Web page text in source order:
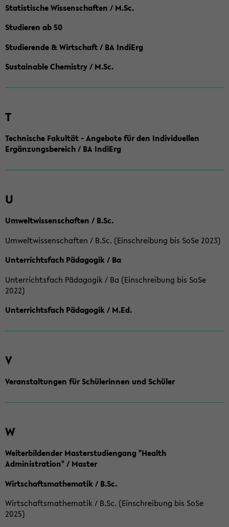
Statistische Wissenschaften / M.Sc.
Studieren ab 50
Studierende & Wirtschaft / BA IndiErg
Sustainable Chemistry / M.Sc.
T
Technische Fakultät - Angebote für den Individuellen
Ergänzungsbereich / BA IndiErg
U
Umweltwissenschaften / B.Sc.
Umweltwissenschaften / B.Sc. (Einschreibung bis SoSe 2023)
Unterrichtsfach Pädagogik / Ba
Unterrichtsfach Pädagogik / Ba (Einschreibung bis SoSe
2022)
Unterrichtsfach Pädagogik / M.Ed.
V
Veranstaltungen für Schülerinnen und Schüler
W
Weiterbildender Masterstudiengang "Health
Administration" / Master
Wirtschaftsmathematik / B.Sc.
Wirtschaftsmathematik / B.Sc. (Einschreibung bis SoSe
2025)